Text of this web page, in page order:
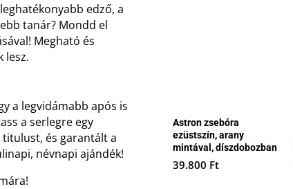
edző, a
tanár? Mondd el
Megható és
lesz.
a legvidámabb após is
a serlegre egy
titulust, és garantált a
névnapi ajándék!
Astron zsebóra
ezüstszín, arany
mintával, díszdobozban
39.800 Ft